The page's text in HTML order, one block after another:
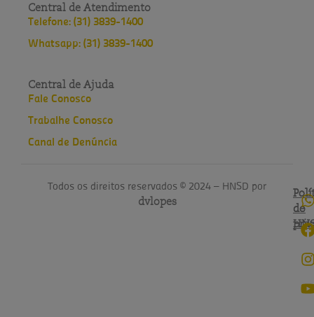
Central de Atendimento
Telefone: (31) 3839-1400
Whatsapp: (31) 3839-1400
Central de Ajuda
Fale Conosco
Trabalhe Conosco
Canal de Denúncia
Todos os direitos reservados © 2024 – HNSD por
dvlopes
de
do